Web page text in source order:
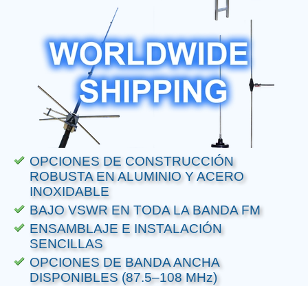
OPCIONES DE CONSTRUCCIÓN
ROBUSTA EN ALUMINIO Y ACERO
INOXIDABLE
BAJO VSWR EN TODA LA BANDA FM
ENSAMBLAJE E INSTALACIÓN
SENCILLAS
OPCIONES DE BANDA ANCHA
DISPONIBLES (87.5–108 MHz)